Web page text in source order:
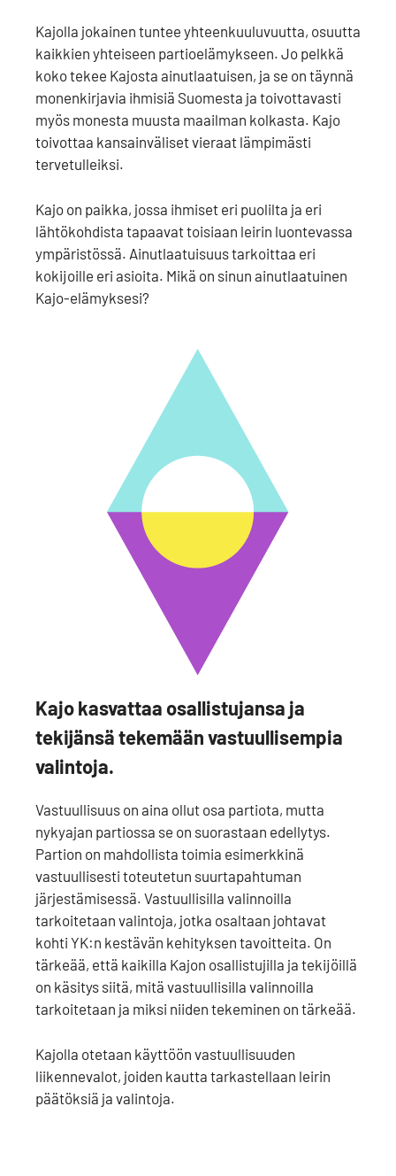
Kajolla jokainen tuntee yhteenkuuluvuutta, osuutta
kaikkien yhteiseen partioelämykseen. Jo pelkkä
koko tekee Kajosta ainutlaatuisen, ja se on täynnä
monenkirjavia ihmisiä Suomesta ja toivottavasti
myös monesta muusta maailman kolkasta. Kajo
toivottaa kansainväliset vieraat lämpimästi
tervetulleiksi.
Kajo on paikka, jossa ihmiset eri puolilta ja eri
lähtökohdista tapaavat toisiaan leirin luontevassa
ympäristössä. Ainutlaatuisuus tarkoittaa eri
kokijoille eri asioita. Mikä on sinun ainutlaatuinen
Kajo-elämyksesi?
Kajo kasvattaa osallistujansa ja
tekijänsä tekemään vastuullisempia
valintoja.
Vastuullisuus on aina ollut osa partiota, mutta
nykyajan partiossa se on suorastaan edellytys.
Partion on mahdollista toimia esimerkkinä
vastuullisesti toteutetun suurtapahtuman
järjestämisessä. Vastuullisilla valinnoilla
tarkoitetaan valintoja, jotka osaltaan johtavat
kohti YK:n kestävän kehityksen tavoitteita. On
tärkeää, että kaikilla Kajon osallistujilla ja tekijöillä
on käsitys siitä, mitä vastuullisilla valinnoilla
tarkoitetaan ja miksi niiden tekeminen on tärkeää.
Kajolla otetaan käyttöön vastuullisuuden
liikennevalot, joiden kautta tarkastellaan leirin
päätöksiä ja valintoja.